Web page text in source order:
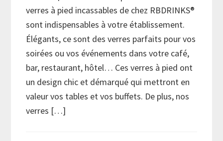
verres à pied incassables de chez RBDRINKS®
sont indispensables à votre établissement.
Élégants, ce sont des verres parfaits pour vos
soirées ou vos événements dans votre café,
bar, restaurant, hôtel… Ces verres à pied ont
un design chic et démarqué qui mettront en
valeur vos tables et vos buffets. De plus, nos
verres […]